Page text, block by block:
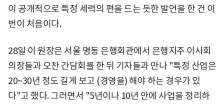
이 공개적으로 특정 세력의 편을 드는 듯한 발언을 한 건 이
번이 처음이다.
28일 이 원장은 서울 명동 은행회관에서 은행지주 이사회
의장들과 오찬 간담회를 한 뒤 기자들과 만나 "특정 산업은
20~30년 정도 길게 보고 (경영을) 해야 하는 경우가 있
다"고 했다. 그러면서 "5년이나 10년 안에 사업을 정리하